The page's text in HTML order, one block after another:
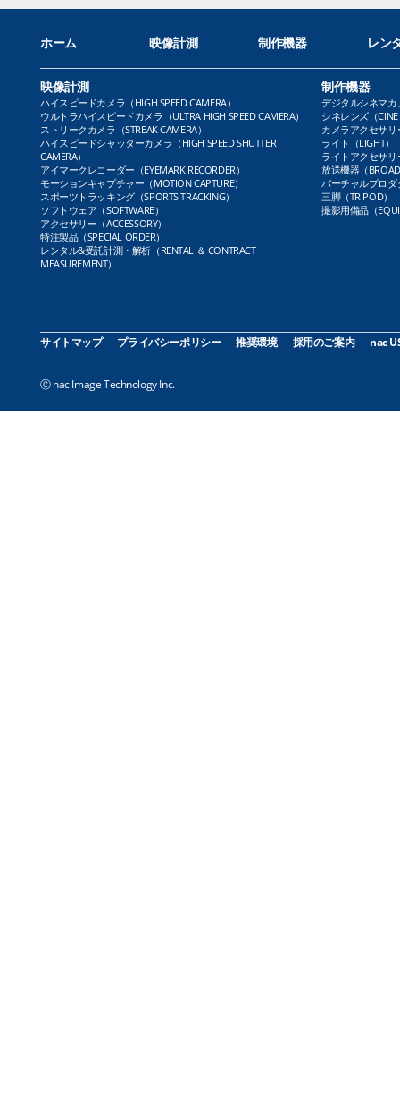
ホーム 映像計測 制作機器 レン
映像計測
ハイスピードカメラ（HIGH SPEED CAMERA）
ウルトラハイスピードカメラ（ULTRA HIGH SPEED CAMERA）
ストリークカメラ（STREAK CAMERA）
ハイスピードシャッターカメラ（HIGH SPEED SHUTTER
CAMERA）
アイマークレコーダー（EYEMARK RECORDER）
モーションキャプチャー（MOTION CAPTURE）
スポーツトラッキング（SPORTS TRACKING）
ソフトウェア（SOFTWARE）
アクセサリー（ACCESSORY）
特注製品（SPECIAL ORDER）
レンタル&受託計測・解析（RENTAL ＆ CONTRACT
MEASUREMENT）
制作機器
デジタルシネマカ
シネレンズ（CINE
カメラアクセサリ
ライト（LIGHT）
ライトアクセサリ
放送機器（
バーチャルプロダ
三脚（TRIPOD）
撮影用備品（
サイトマップ プライバシーポリシー 推奨環境 採用のご案内 nac
Ⓒ nac Image Technology Inc.